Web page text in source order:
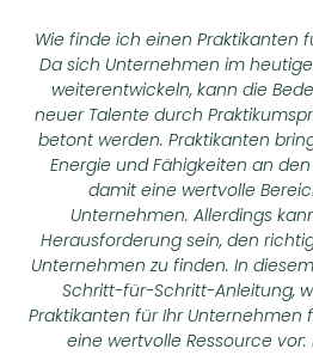
Wie finde ich einen Praktikanten
Da sich Unternehmen im
weiterentwickeln, kann die
neuer Talente durch
betont werden. Praktikanten
Energie und Fähigkeiten an
damit eine wertvolle
Unternehmen. Allerdings
Herausforderung sein, den
Unternehmen zu finden. In
Schritt-für-Schritt-Anleitung,
Praktikanten für Ihr Unternehmen
eine wertvolle Ressource